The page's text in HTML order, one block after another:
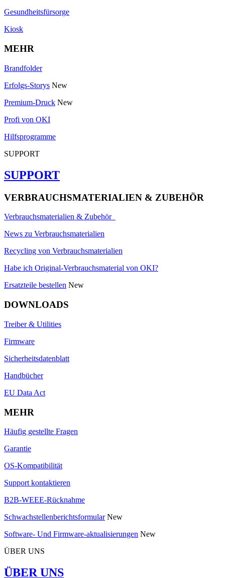
Gesundheitsfürsorge
Kiosk
MEHR
Brandfolder
Erfolgs-Storys New
Premium-Druck New
Profi von OKI
Hilfsprogramme
SUPPORT
SUPPORT
VERBRAUCHSMATERIALIEN & ZUBEHÖR
Verbrauchsmaterialien & Zubehör
News zu Verbrauchsmaterialien
Recycling von Verbrauchsmaterialien
Habe ich Original-Verbrauchsmaterial von OKI?
Ersatzteile bestellen New
DOWNLOADS
Treiber & Utilities
Firmware
Sicherheitsdatenblatt
Handbücher
EU Data Act
MEHR
Häufig gestellte Fragen
Garantie
OS-Kompatibilität
Support kontaktieren
B2B-WEEE-Rücknahme
Schwachstellenberichtsformular New
Software- Und Firmware-aktualisierungen New
ÜBER UNS
ÜBER UNS